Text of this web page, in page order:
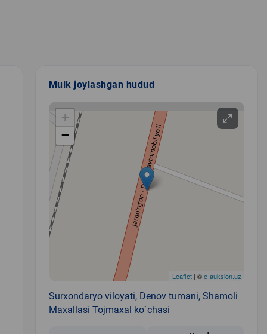
Mulk joylashgan hudud
+
−
Leaflet| ©e-auksion.uz
Surxondaryo viloyati, Denov tumani, Shamoli
Maxallasi Tojmaxal ko`chasi